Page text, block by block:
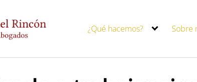
¿Qué hacemos? Sobre